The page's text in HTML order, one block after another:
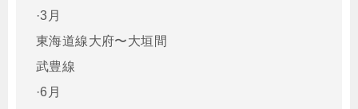
·3月
東海道線大府〜大垣間
武豊線
·6月